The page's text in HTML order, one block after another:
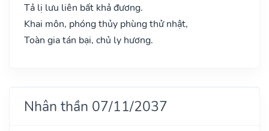
Tả lị lưu liên bất khả đương.
Khai môn, phóng thủy phùng thử nhật,
Toàn gia tán bại, chủ ly hương.
Nhân thần 07/11/2037